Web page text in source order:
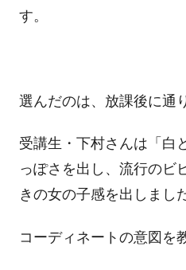
す。
選んだのは、放課後に通
受講生・下村さんは「白
っぽさを出し、流行のビ
きの女の子感を出しまし
コーディネートの意図を